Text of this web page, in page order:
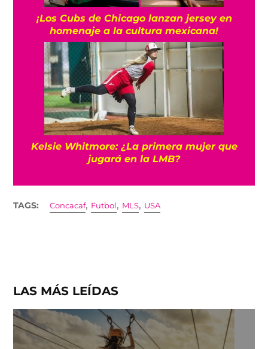
¡Los Cubs de Chicago lanzan jersey en
homenaje a la cultura mexicana!
Kelsie Whitmore: ¿La primera mujer que
jugará en la LMB?
TAGS: Concacaf, Futbol, MLS, USA
LAS MÁS LEÍDAS